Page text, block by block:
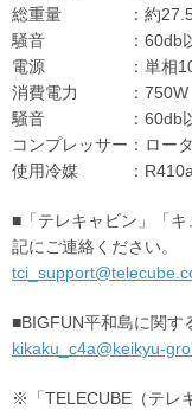
総重量 ：約27.5kg
騒音 ：60db以
電源 ：単相
消費電力 ：750W（
騒音 ：60db以
コンプレッサー：ロー
使用冷媒 ：R410a
■「テレキャビン」「
記にご連絡ください。
■BIGFUN平和島に関す
kikaku_c4a@keikyu-
※「TELECUBE（テレ